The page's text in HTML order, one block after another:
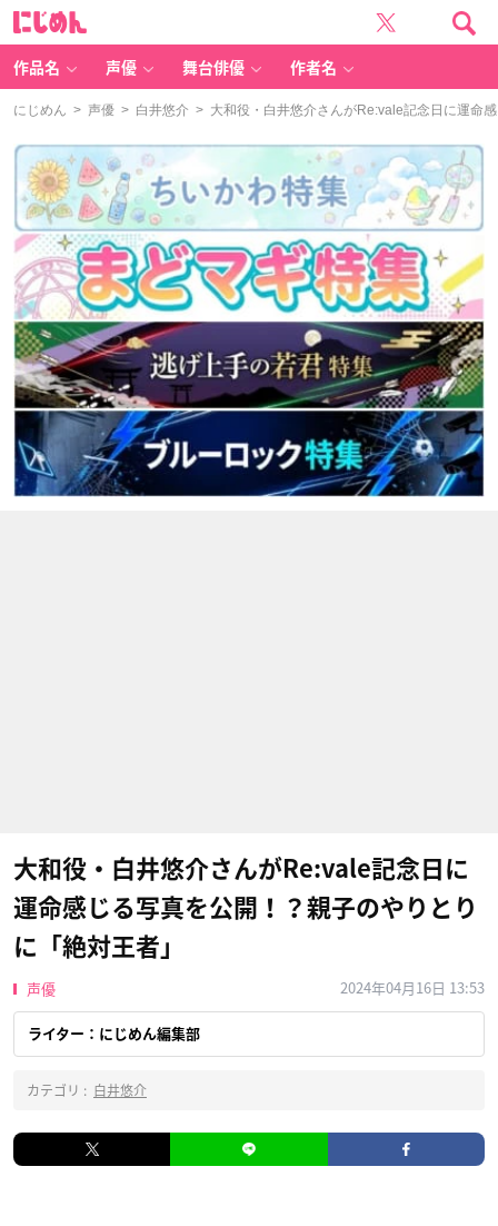
作品名 声優 舞台俳優 作者名
にじめん > 声優 > 白井悠介 > 大和役・白井悠介さんがRe:vale記念日に運命
大和役・白井悠介さんがRe:vale記念日に
運命感じる写真を公開！？親子のやりとり
に「絶対王者」
声優 2024年04月16日 13:53
ライター：にじめん編集部
カテゴリ : 白井悠介